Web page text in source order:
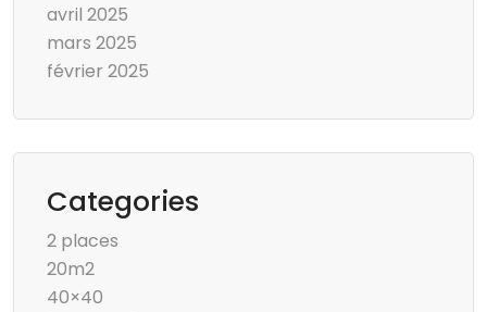
avril 2025
mars 2025
février 2025
Categories
2 places
20m2
40×40